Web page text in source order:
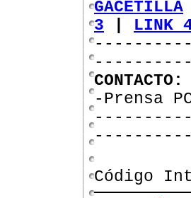
GACETILLA
3
LINK
CONTACTO:
-Prensa
Código